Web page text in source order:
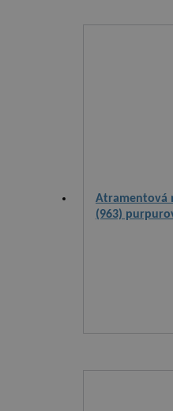
Atramentová
(963)